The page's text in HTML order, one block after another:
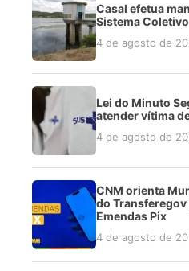
Casal efetua
Sistema
4 de agosto de
Lei do Minuto
atender vítima
4 de agosto de
CNM orienta
do
Emendas Pix
4 de agosto de